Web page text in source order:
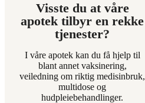
Visste du at våre
apotek tilbyr en rekke
tjenester?
I våre apotek kan du få hjelp til
blant annet vaksinering,
veiledning om riktig medisinbruk,
multidose og
hudpleiebehandlinger.